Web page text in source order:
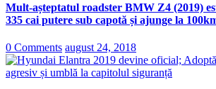
Mult-așteptatul roadster BMW Z4 (2019)
335 cai putere sub capotă și ajunge la
0 Comments august 24, 2018